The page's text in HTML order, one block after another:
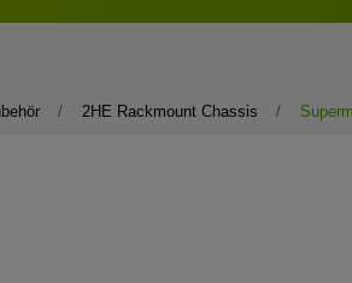
2HE Rackmount Chassis